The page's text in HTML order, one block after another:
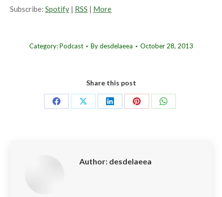
Subscribe: Spotify | RSS | More
Category:Podcast Bydesdelaeea October 28, 2013
Share this post
Share
Share
Share
Share
Share
Author: desdelaeea